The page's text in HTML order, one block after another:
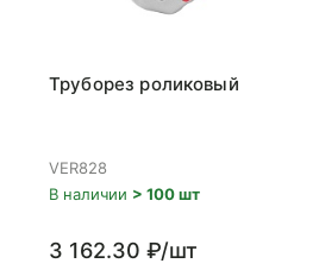
Труборез роликовый
VER828
В наличии > 100 шт
3 162.30 ₽/шт